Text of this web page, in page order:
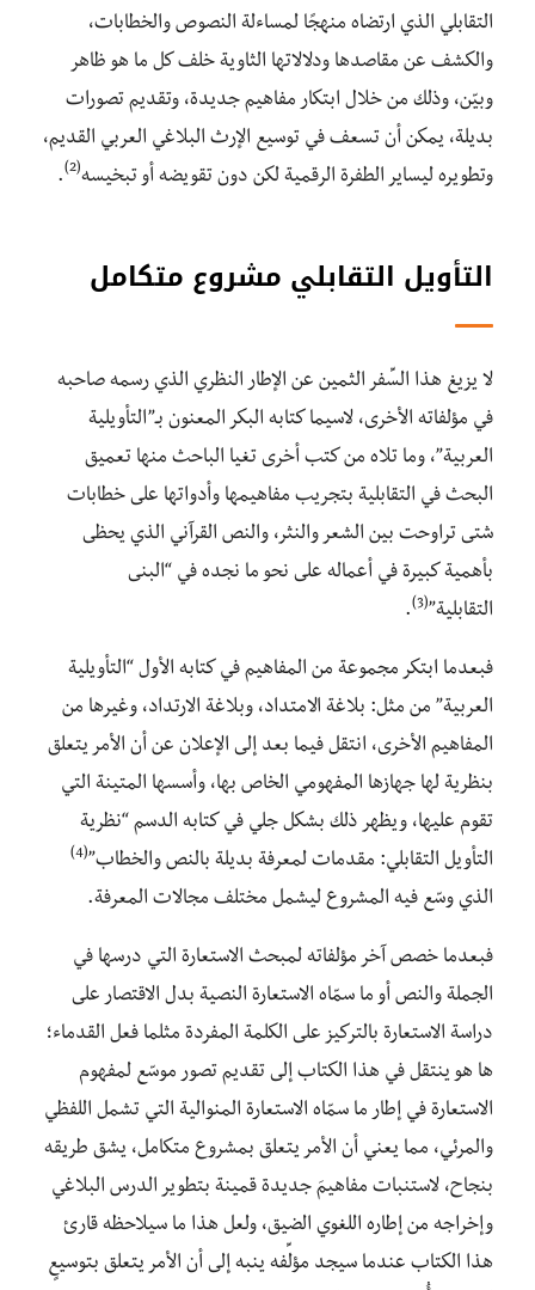
التقابلي الذي ارتضاه منهجًا لمساءلة النصوص والخطابات،
والكشف عن مقاصدها ودلالاتها الثاوية خلف كل ما هو ظاهر
وبيّن، وذلك من خلال ابتكار مفاهيم جديدة، وتقديم تصورات
بديلة، يمكن أن تسعف في توسيع الإرث البلاغي العربي القديم،
وتطويره ليساير الطفرة الرقمية لكن دون تقويضه أو تبخيسه(2)
.
التأويل التقابلي مشروع متكامل
لا يزيغ هذا السِّفر الثمين عن الإطار النظري الذي رسمه صاحبه
في مؤلفاته الأخرى، لاسيما كتابه البكر المعنون بـ”التأويلية
العربية”، وما تلاه من كتب أخرى تغيا الباحث منها تعميق
البحث في التقابلية بتجريب مفاهيمها وأدواتها على خطابات
شتى تراوحت بين الشعر والنثر، والنص القرآني الذي يحظى
بأهمية كبيرة في أعماله على نحو ما نجده في “البنى
التقابلية”(3)
.
فبعدما ابتكر مجموعة من المفاهيم في كتابه الأول “التأويلية
العربية” من مثل: بلاغة الامتداد، وبلاغة الارتداد، وغيرها من
المفاهيم الأخرى، انتقل فيما بعد إلى الإعلان عن أن الأمر يتعلق
بنظرية لها جهازها المفهومي الخاص بها، وأسسها المتينة التي
تقوم عليها، ويظهر ذلك بشكل جلي في كتابه الدسم “نظرية
التأويل التقابلي: مقدمات لمعرفة بديلة بالنص والخطاب”(4)
الذي وسّع فيه المشروع ليشمل مختلف مجالات المعرفة.
فبعدما خصص آخر مؤلفاته لمبحث الاستعارة التي درسها في
الجملة والنص أو ما سمّاه الاستعارة النصية بدل الاقتصار على
دراسة الاستعارة بالتركيز على الكلمة المفردة مثلما فعل القدماء؛
ها هو ينتقل في هذا الكتاب إلى تقديم تصور موسّع لمفهوم
الاستعارة في إطار ما سمّاه الاستعارة المنوالية التي تشمل اللفظي
والمرئي، مما يعني أن الأمر يتعلق بمشروع متكامل، يشق طريقه
بنجاح، لاستنبات مفاهيمَ جديدة قمينة بتطوير الدرس البلاغي
وإخراجه من إطاره اللغوي الضيق، ولعل هذا ما سيلاحظه قارئ
هذا الكتاب عندما سيجد مؤلِّفه ينبه إلى أن الأمر يتعلق بتوسيعٍ